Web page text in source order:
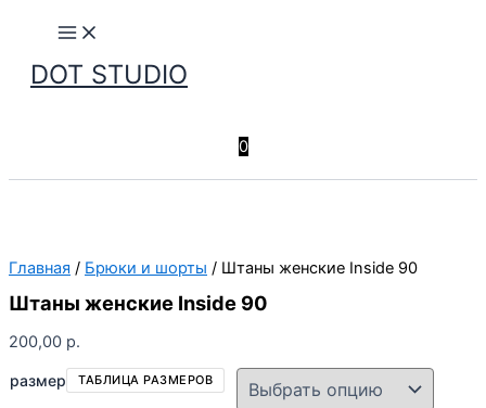
DOT STUDIO
0
Главная / Брюки и шорты / Штаны женские Inside 90
Штаны женские Inside 90
200,00 р.
размер ТАБЛИЦА РАЗМЕРОВ